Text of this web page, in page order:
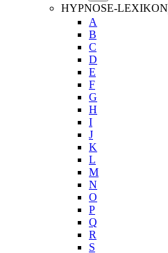
HYPNOSE-LEXIKON
A
B
C
D
E
F
G
H
I
J
K
L
M
N
O
P
Q
R
S